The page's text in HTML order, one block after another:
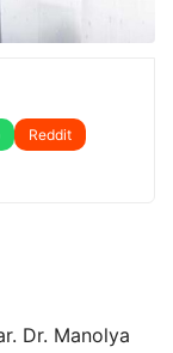
Reddit
Dr. Manolya